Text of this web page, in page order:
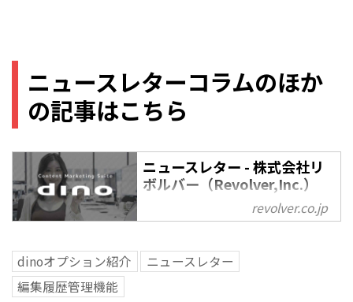
ニュースレターコラムのほか
の記事はこちら
ニュースレター - 株式会社リ
ボルバー（Revolver,Inc.）
ニュースレター の記事一覧 - 株式
ーケティングを軸とするマーテク
(Marketing Technology =
revolver.co.jp
dinoオプション紹介
ニュースレター
編集履歴管理機能